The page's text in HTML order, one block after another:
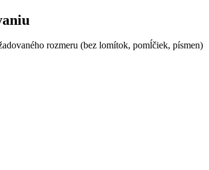
rozmeru (bez lomítok, pomĺčiek, písmen)